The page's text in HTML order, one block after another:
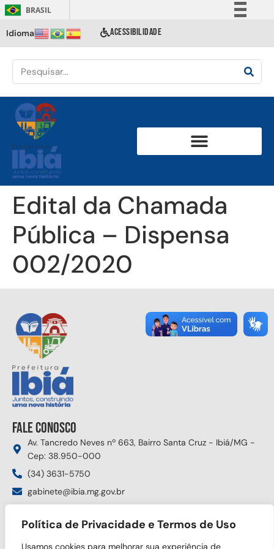
Política de Privacidade e Termos de Uso
Usamos cookies para melhorar sua experiência de
BRASIL
Comunica BR
Acesso à informação
Idioma ACESSIBILIDADE
Edital da Chamada
Pública – Dispensa
002/2020
Fale conosco
Av. Tancredo Neves nº 663, Bairro Santa Cruz - Ibiá/MG -
Cep: 38.950-000
(34) 3631-5750
gabinete@ibia.mg.gov.br